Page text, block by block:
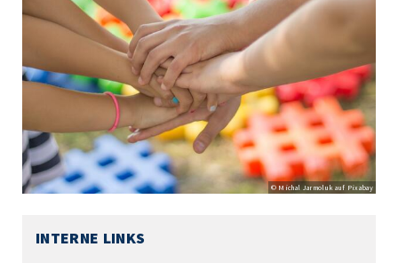
© Michal Jarmoluk auf Pixabay
INTERNE LINKS